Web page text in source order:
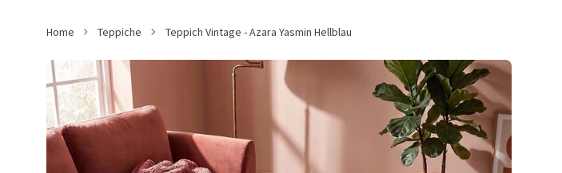
Home Teppiche Teppich Vintage - Azara Yasmin Hellblau